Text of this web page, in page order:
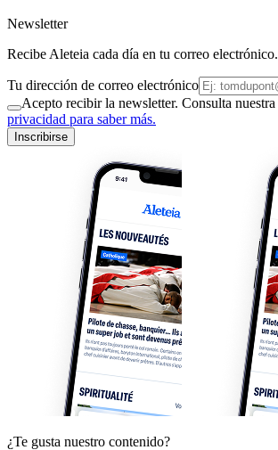
Newsletter
Recibe Aleteia cada día en tu correo electrónico.
Tu dirección de correo electrónico
Acepto recibir la newsletter. Consulta nuestra
privacidad para saber más.
Inscribirse
¿Te gusta nuestro contenido?